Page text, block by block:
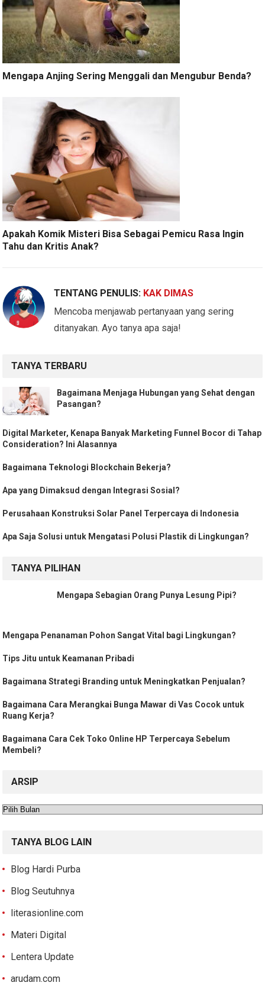
Mengapa Anjing Sering Menggali dan Mengubur Benda?
Apakah Komik Misteri Bisa Sebagai Pemicu Rasa Ingin
Tahu dan Kritis Anak?
TENTANG PENULIS: KAK DIMAS
Mencoba menjawab pertanyaan yang sering
ditanyakan. Ayo tanya apa saja!
TANYA TERBARU
Bagaimana Menjaga Hubungan yang Sehat dengan
Pasangan?
Digital Marketer, Kenapa Banyak Marketing Funnel Bocor di Tahap
Consideration? Ini Alasannya
Bagaimana Teknologi Blockchain Bekerja?
Apa yang Dimaksud dengan Integrasi Sosial?
Perusahaan Konstruksi Solar Panel Terpercaya di Indonesia
Apa Saja Solusi untuk Mengatasi Polusi Plastik di Lingkungan?
TANYA PILIHAN
Mengapa Sebagian Orang Punya Lesung Pipi?
Mengapa Penanaman Pohon Sangat Vital bagi Lingkungan?
Tips Jitu untuk Keamanan Pribadi
Bagaimana Strategi Branding untuk Meningkatkan Penjualan?
Bagaimana Cara Merangkai Bunga Mawar di Vas Cocok untuk
Ruang Kerja?
Bagaimana Cara Cek Toko Online HP Terpercaya Sebelum
Membeli?
ARSIP
Arsip
TANYA BLOG LAIN
Blog Hardi Purba
Blog Seutuhnya
literasionline.com
Materi Digital
Lentera Update
arudam.com